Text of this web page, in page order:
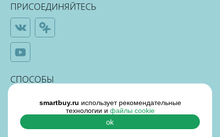
ПРИСОЕДИНЯЙТЕСЬ
СПОСОБЫ
ОПЛАТЫ
smartbuy.ru использует рекомендательные
технологии и файлы cookie
ok